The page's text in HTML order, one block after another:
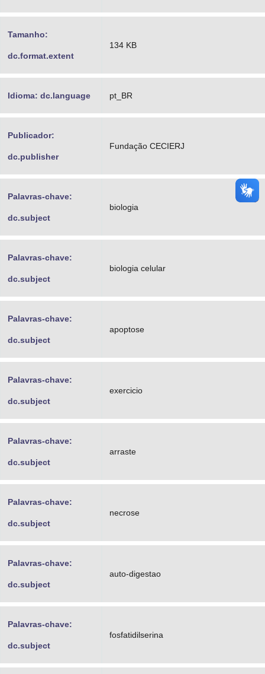
Tamanho:
dc.format.extent
134 KB
Idioma: dc.language pt_BR
Publicador:
dc.publisher
Fundação CECIERJ
Palavras-chave:
dc.subject
biologia
Palavras-chave:
dc.subject
biologia celular
Palavras-chave:
dc.subject
apoptose
Palavras-chave:
dc.subject
exercicio
Palavras-chave:
dc.subject
arraste
Palavras-chave:
dc.subject
necrose
Palavras-chave:
dc.subject
auto-digestao
Palavras-chave:
dc.subject
fosfatidilserina